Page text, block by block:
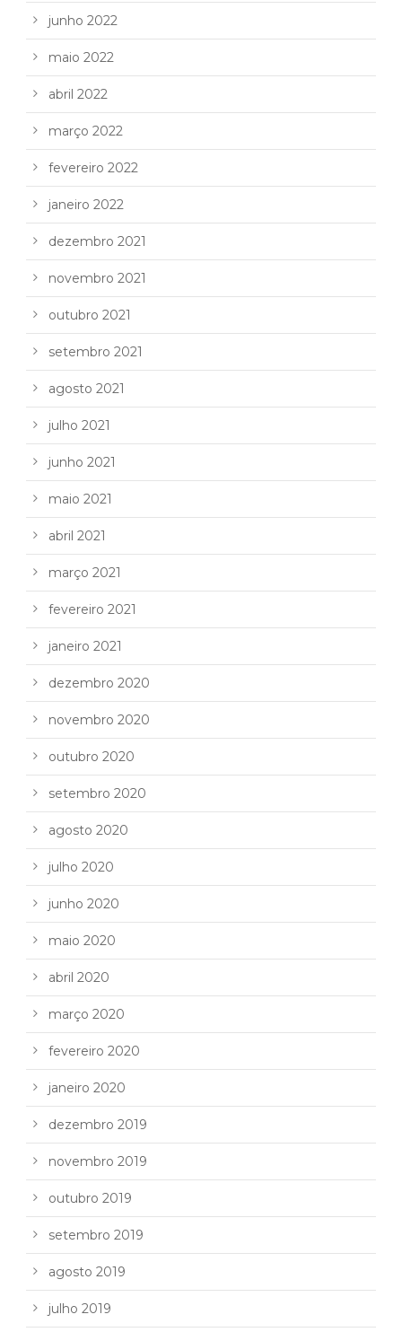
junho 2022
maio 2022
abril 2022
março 2022
fevereiro 2022
janeiro 2022
dezembro 2021
novembro 2021
outubro 2021
setembro 2021
agosto 2021
julho 2021
junho 2021
maio 2021
abril 2021
março 2021
fevereiro 2021
janeiro 2021
dezembro 2020
novembro 2020
outubro 2020
setembro 2020
agosto 2020
julho 2020
junho 2020
maio 2020
abril 2020
março 2020
fevereiro 2020
janeiro 2020
dezembro 2019
novembro 2019
outubro 2019
setembro 2019
agosto 2019
julho 2019